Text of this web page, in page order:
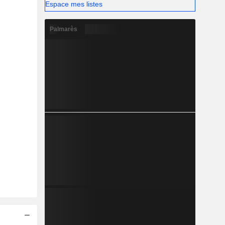
Espace mes listes
Palmarès